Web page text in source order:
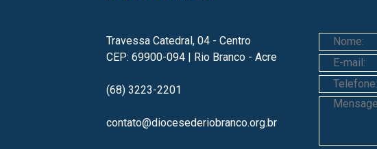
Travessa Catedral, 04 - Centro
CEP: 69900-094 | Rio Branco - Acre
(68) 3223-2201
contato@diocesederiobranco.org.br